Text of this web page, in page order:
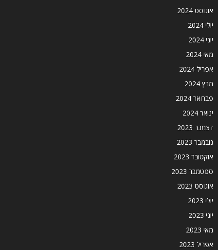
אוגוסט 2024
יולי 2024
יוני 2024
מאי 2024
אפריל 2024
מרץ 2024
פברואר 2024
ינואר 2024
דצמבר 2023
נובמבר 2023
אוקטובר 2023
ספטמבר 2023
אוגוסט 2023
יולי 2023
יוני 2023
מאי 2023
אפריל 2023